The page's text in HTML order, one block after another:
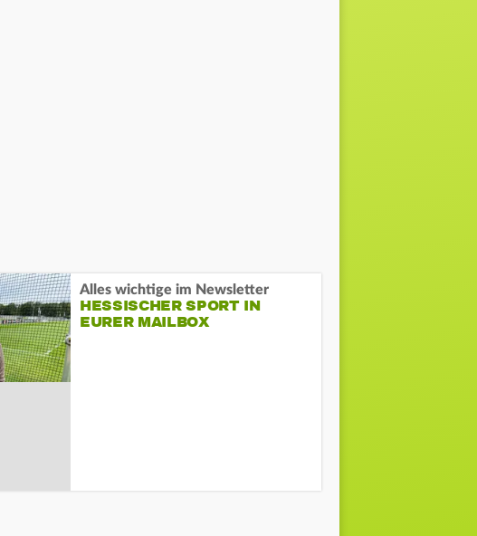
Alles wichtige im Newsletter
HESSISCHER SPORT IN
EURER MAILBOX